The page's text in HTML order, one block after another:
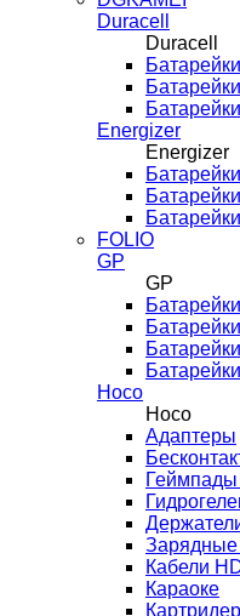
Duracell
Duracell
Energizer
Energizer
FOLIO
GP
GP
Hoco
Hoco
Адаптеры
Геймпады
Зарядные
Кабели
Караоке